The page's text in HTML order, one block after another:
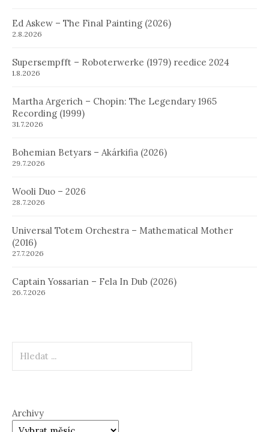
Ed Askew – The Final Painting (2026)
2.8.2026
Supersempfft – Roboterwerke (1979) reedice 2024
1.8.2026
Martha Argerich – Chopin: The Legendary 1965
Recording (1999)
31.7.2026
Bohemian Betyars – Akárkifia (2026)
29.7.2026
Wooli Duo – 2026
28.7.2026
Universal Totem Orchestra – Mathematical Mother
(2016)
27.7.2026
Captain Yossarian – Fela In Dub (2026)
26.7.2026
Archivy